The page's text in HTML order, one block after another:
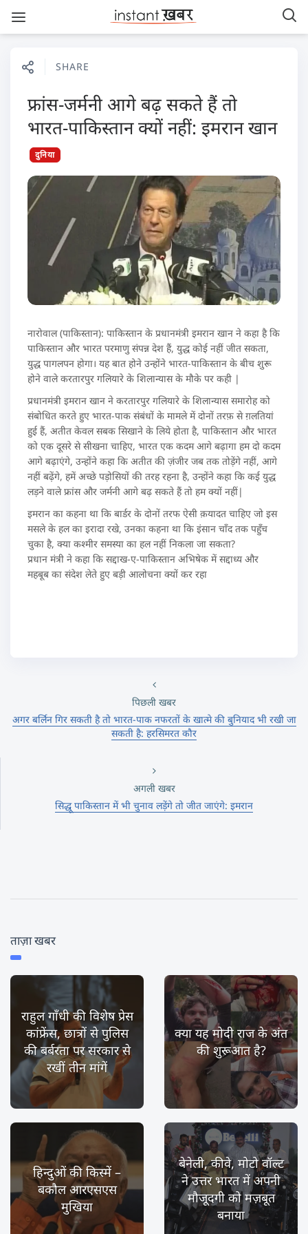
SHARE
फ्रांस-जर्मनी आगे बढ़ सकते हैं तो
भारत-पाकिस्तान क्यों नहीं: इमरान खान
दुनिया
नारोवाल (पाकिस्तान): पाकिस्तान के प्रधानमंत्री इमरान खान ने कहा है कि
पाकिस्तान और भारत परमाणु संपन्न देश हैं, युद्ध कोई नहीं जीत सकता,
युद्ध पागलपन होगा। यह बात होने उन्होंने भारत-पाकिस्तान के बीच शुरू
होने वाले करतारपुर गलियारे के शिलान्यास के मौके पर कही |
प्रधानमंत्री इमरान खान ने करतारपुर गलियारे के शिलान्यास समारोह को
संबोधित करते हुए भारत-पाक संबंधों के मामले में दोनों तरफ़ से ग़लतियां
हुई हैं, अतीत केवल सबक सिखाने के लिये होता है, पाकिस्तान और भारत
को एक दूसरे से सीखना चाहिए, भारत एक कदम आगे बढ़ागा हम दो कदम
आगे बढ़ाएंगे, उन्होंने कहा कि अतीत की ज़ंजीर जब तक तोड़ेंगे नहीं, आगे
नहीं बढ़ेंगे, हमें अच्छे पड़ोसियों की तरह रहना है, उन्होंने कहा कि कई युद्ध
लड़ने वाले फ्रांस और जर्मनी आगे बढ़ सकते हैं तो हम क्यों नहीं|
इमरान का कहना था कि बार्डर के दोनों तरफ ऐसी क़यादत चाहिए जो इस
मसले के हल का इरादा रखे, उनका कहना था कि इंसान चाँद तक पहुँच
चुका है, क्या कश्मीर समस्या का हल नहीं निकला जा सकता?
प्रधान मंत्री ने कहा कि सद्दाख-ए-पाकिस्तान अभिषेक में सद्दाध्य और
महबूब का संदेश लेते हुए बड़ी आलोचना क्यों कर रहा
पिछली खबर
अगर बर्लिन गिर सकती है तो भारत-पाक नफरतों के खात्मे की बुनियाद भी रखी जा
सकती है: हरसिमरत कौर
अगली खबर
सिद्धू पाकिस्तान में भी चुनाव लड़ेंगे तो जीत जाएंगे: इमरान
ताज़ा खबर
राहुल गाँधी की विशेष प्रेस
कांफ्रेंस, छात्रों से पुलिस
की बर्बरता पर सरकार से
रखीं तीन मांगें
क्या यह मोदी राज के अंत
की शुरूआत है?
हिन्दुओं की किस्में –
बकौल आरएसएस
मुखिया
बेनेली, कीवे, मोटो वॉल्ट
ने उत्तर भारत में अपनी
मौजूदगी को मज़बूत
बनाया